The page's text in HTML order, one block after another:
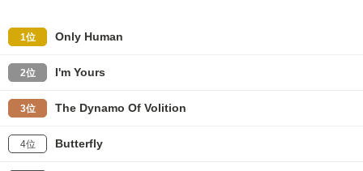
1位 Only Human
2位 I'm Yours
3位 The Dynamo Of Volition
4位 Butterfly